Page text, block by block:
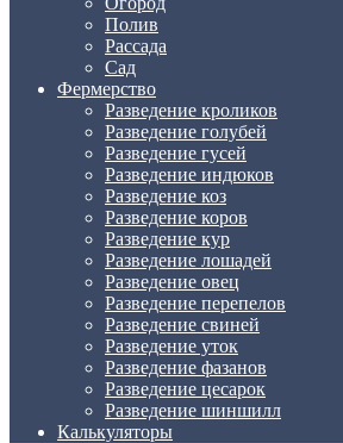
Полив
Рассада
Сад
Фермерство
Разведение кроликов
Разведение голубей
Разведение гусей
Разведение индюков
Разведение коз
Разведение коров
Разведение кур
Разведение лошадей
Разведение овец
Разведение перепелов
Разведение свиней
Разведение уток
Разведение фазанов
Разведение цесарок
Разведение шиншилл
Калькуляторы